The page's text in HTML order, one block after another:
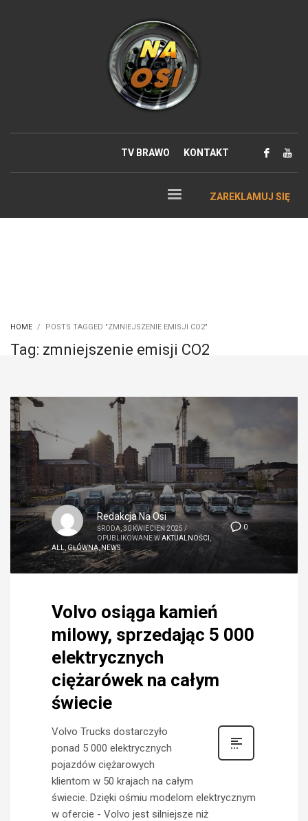
TV BRAWO KONTAKT
ZAREKLAMUJ SIĘ
HOME POSTS TAGGED "ZMNIEJSZENIE EMISJI CO2"
Tag: zmniejszenie emisji CO2
0
Redakcja Na Osi
ŚRODA, 30 KWIECIEŃ 2025 /
OPUBLIKOWANE WAKTUALNOŚCI
ALL
GŁÓWNA,NEWS
Volvo osiąga kamień
milowy, sprzedając 5 000
elektrycznych
ciężarówek na całym
świecie
Volvo Trucks dostarczyło
ponad 5 000 elektrycznych
pojazdów ciężarowych
klientom w 50 krajach na całym
świecie. Dzięki ośmiu modelom elektrycznym
w ofercie - Volvo jest silniejsze niż